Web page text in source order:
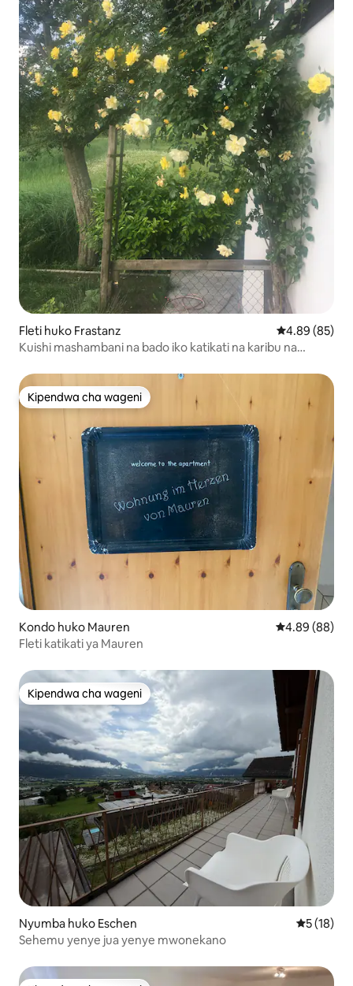
Fleti huko Frastanz Ukadiriaji wa
4.89 (85)
Kuishi mashambani na bado iko katikati na karibu na
Kipendwa cha wageni
Kipendwa cha wageni
Kondo huko Mauren Ukadiriaji wa
4.89 (88)
Fleti katikati ya Mauren
Kipendwa cha wageni
Kipendwa cha wageni
Nyumba huko Eschen Ukadiriaji
5 (18)
Sehemu yenye jua yenye mwonekano